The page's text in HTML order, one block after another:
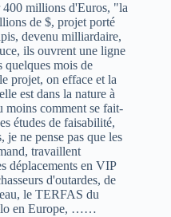
400 millions d'Euros, "la
de $, projet porté
devenu milliardaire,
ils ouvrent une ligne
quelques mois de
projet, on efface et la
est dans la nature à
moins comment se fait-
études de faisabilité,
je ne pense pas que les
travaillent
déplacements en VIP
d'outardes, de
le TERFAS du
en Europe, ……